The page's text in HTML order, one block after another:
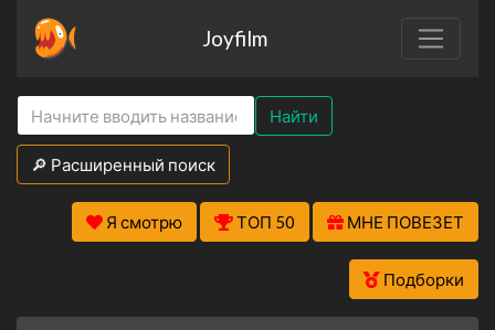
Joyfilm
Найти
🔎 Расширенный поиск
Я смотрю ТОП 50 МНЕ ПОВЕЗЕТ
Подборки